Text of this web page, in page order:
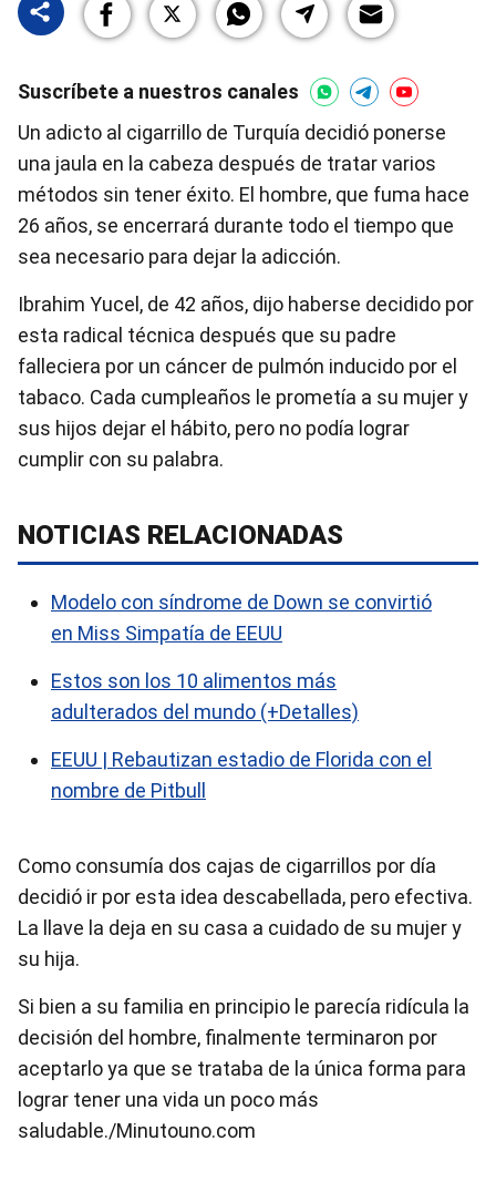
Suscríbete a nuestros canales
Un adicto al cigarrillo de Turquía decidió ponerse
una jaula en la cabeza después de tratar varios
métodos sin tener éxito. El hombre, que fuma hace
26 años, se encerrará durante todo el tiempo que
sea necesario para dejar la adicción.
Ibrahim Yucel, de 42 años, dijo haberse decidido por
esta radical técnica después que su padre
falleciera por un cáncer de pulmón inducido por el
tabaco. Cada cumpleaños le prometía a su mujer y
sus hijos dejar el hábito, pero no podía lograr
cumplir con su palabra.
NOTICIAS RELACIONADAS
Modelo con síndrome de Down se convirtió
en Miss Simpatía de EEUU
Estos son los 10 alimentos más
adulterados del mundo (+Detalles)
EEUU | Rebautizan estadio de Florida con el
nombre de Pitbull
Como consumía dos cajas de cigarrillos por día
decidió ir por esta idea descabellada, pero efectiva.
La llave la deja en su casa a cuidado de su mujer y
su hija.
Si bien a su familia en principio le parecía ridícula la
decisión del hombre, finalmente terminaron por
aceptarlo ya que se trataba de la única forma para
lograr tener una vida un poco más
saludable./Minutouno.com